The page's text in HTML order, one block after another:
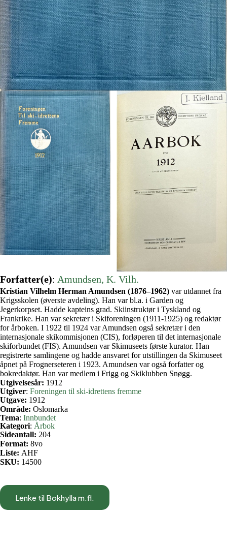
Forfatter(e): Amundsen, K. Vilh.
Kristian Vilhelm Herman Amundsen (1876–1962) var utdannet fra
Krigsskolen (øverste avdeling). Han var bl.a. i Garden og
Jegerkorpset. Hadde kapteins grad. Skiinstruktør i Tyskland og
Frankrike. Han var sekretær i Skiforeningen (1911-1925) og redaktør
for årboken. I 1922 til 1924 var Amundsen også sekretær i den
internasjonale skikommisjonen (CIS), forløperen til det internasjonale
skiforbundet (FIS). Amundsen var Skimuseets første kurator. Han
registrerte samlingene og hadde ansvaret for utstillingen da Skimuseet
åpnet på Frognerseteren i 1923. Amundsen var også forfatter og
bokredaktør. Han var medlem i Frigg og Skiklubben Snøgg.
Utgivelsesår: 1912
Utgiver: Foreningen til ski-idrettens fremme
Utgave: 1912
Område: Oslomarka
Tema: Innbundet
Kategori: Årbok
Sideantall: 204
Format: 8vo
Liste: AHF
SKU: 14500
Lenke til Bokhylla m.fl.